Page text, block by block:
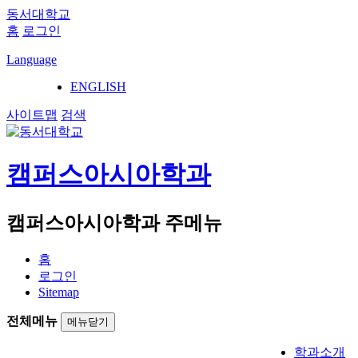
동서대학교
홈 로그인
Language
ENGLISH
사이트맵 검색
캠퍼스아시아학과
캠퍼스아시아학과 주메뉴
홈
로그인
Sitemap
전체메뉴 메뉴닫기
학과소개